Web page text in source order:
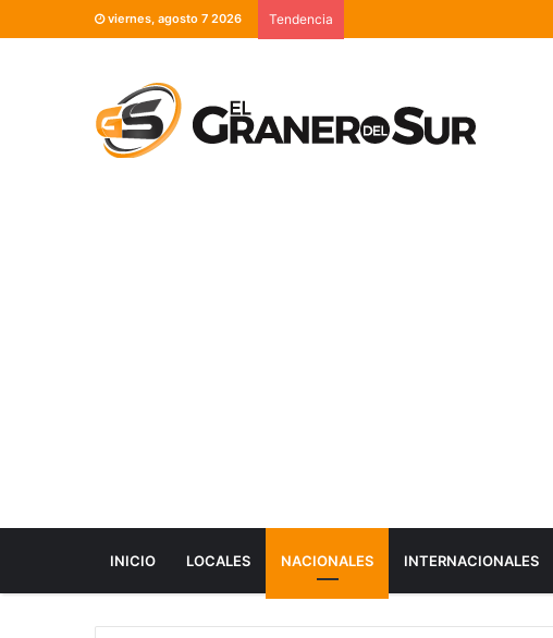
viernes, agosto 7 2026 Tendencia
INICIO LOCALES NACIONALES INTERNACIONALES